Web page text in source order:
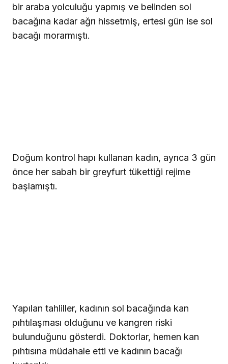
bir araba yolculuğu yapmış ve belinden sol
bacağına kadar ağrı hissetmiş, ertesi gün ise sol
bacağı morarmıştı.
Doğum kontrol hapı kullanan kadın, ayrıca 3 gün
önce her sabah bir greyfurt tükettiği rejime
başlamıştı.
Yapılan tahliller, kadının sol bacağında kan
pıhtılaşması olduğunu ve kangren riski
bulunduğunu gösterdi. Doktorlar, hemen kan
pıhtısına müdahale etti ve kadının bacağı